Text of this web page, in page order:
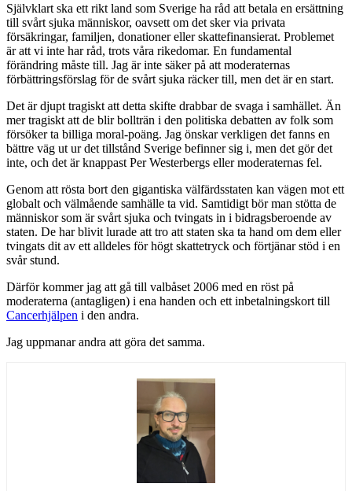
Självklart ska ett rikt land som Sverige ha råd att betala en ersättning
till svårt sjuka människor, oavsett om det sker via privata
försäkringar, familjen, donationer eller skattefinansierat. Problemet
är att vi inte har råd, trots våra rikedomar. En fundamental
förändring måste till. Jag är inte säker på att moderaternas
förbättringsförslag för de svårt sjuka räcker till, men det är en start.
Det är djupt tragiskt att detta skifte drabbar de svaga i samhället. Än
mer tragiskt att de blir bollträn i den politiska debatten av folk som
försöker ta billiga moral-poäng. Jag önskar verkligen det fanns en
bättre väg ut ur det tillstånd Sverige befinner sig i, men det gör det
inte, och det är knappast Per Westerbergs eller moderaternas fel.
Genom att rösta bort den gigantiska välfärdsstaten kan vägen mot ett
globalt och välmående samhälle ta vid. Samtidigt bör man stötta de
människor som är svårt sjuka och tvingats in i bidragsberoende av
staten. De har blivit lurade att tro att staten ska ta hand om dem eller
tvingats dit av ett alldeles för högt skattetryck och förtjänar stöd i en
svår stund.
Därför kommer jag att gå till valbåset 2006 med en röst på
moderaterna (antagligen) i ena handen och ett inbetalningskort till
Cancerhjälpen i den andra.
Jag uppmanar andra att göra det samma.